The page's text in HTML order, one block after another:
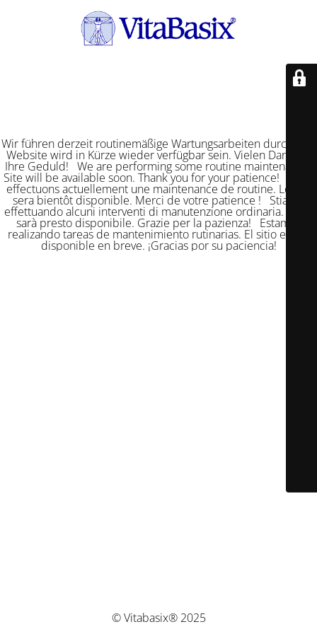
Wir führen derzeit routinemäßige Wartungsarbeiten durch. Die
Website wird in Kürze wieder verfügbar sein. Vielen Dank für
Ihre Geduld! We are performing some routine maintenance.
Site will be available soon. Thank you for your patience! Nous
effectuons actuellement une maintenance de routine. Le site
sera bientôt disponible. Merci de votre patience ! Stiamo
effettuando alcuni interventi di manutenzione ordinaria. Il sito
sarà presto disponibile. Grazie per la pazienza! Estamos
realizando tareas de mantenimiento rutinarias. El sitio estará
disponible en breve. ¡Gracias por su paciencia!
© Vitabasix® 2025